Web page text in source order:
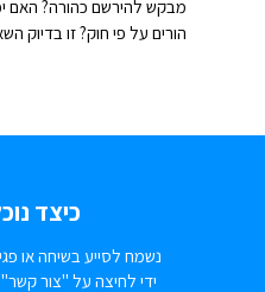
מבקש להירשם כהורה? האם
הורים על פי חוק? זו בדיוק
כיצד
נשמח לסייע בשיחה או
ידי לחיצה על "צור